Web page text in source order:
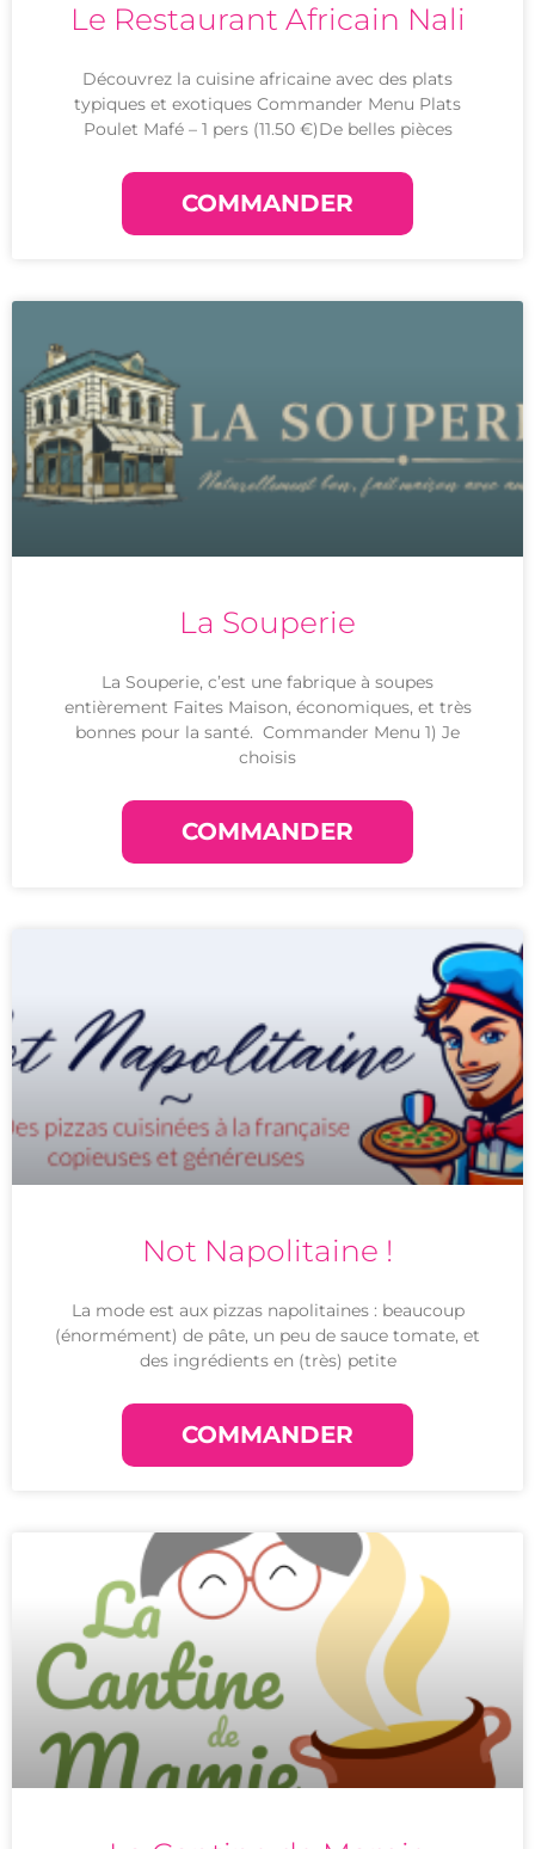
Le Restaurant Africain Nali
Découvrez la cuisine africaine avec des plats
typiques et exotiques Commander Menu Plats
Poulet Mafé – 1 pers (11.50 €)De belles pièces
COMMANDER
La Souperie
La Souperie, c’est une fabrique à soupes
entièrement Faites Maison, économiques, et très
bonnes pour la santé. Commander Menu 1) Je
choisis
COMMANDER
Not Napolitaine !
La mode est aux pizzas napolitaines : beaucoup
(énormément) de pâte, un peu de sauce tomate, et
des ingrédients en (très) petite
COMMANDER